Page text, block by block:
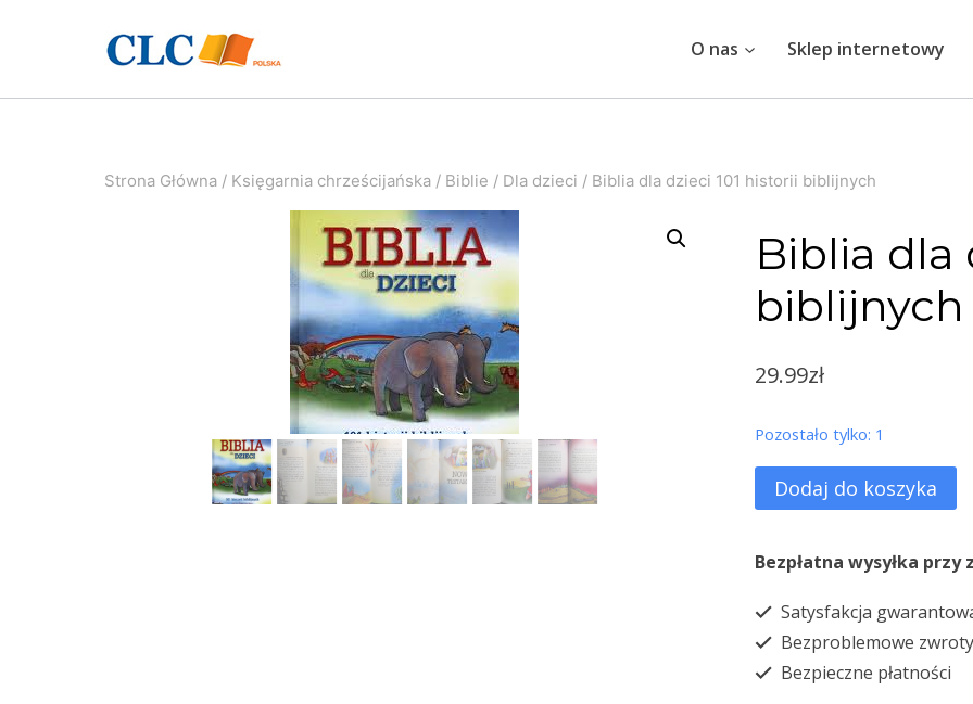
O nas Sklep internetowy
Strona Główna / Księgarnia chrześcijańska / Biblie / Dla dzieci / Biblia dla dzieci 101 historii biblijnych
Biblia dla
biblijnych
29.99zł
Pozostało tylko: 1
ilość
Biblia
dla
101
historii
biblijnych
Dodaj do koszyka
Bezpłatna wysyłka przy
Satysfakcja
Bezproblemowe
Bezpieczne płatności